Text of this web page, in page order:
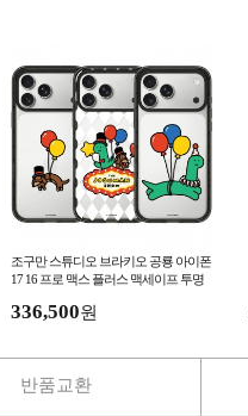
조구만 스튜디오 브라키오 공룡 아이폰
17 16 프로 맥스 플러스 맥세이프 투명
336,500원
반품교환